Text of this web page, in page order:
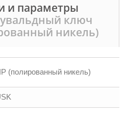
и параметры
ключ
никель)
(полированный никель)